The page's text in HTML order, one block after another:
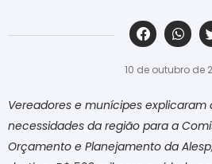
10 de outubro de
Vereadores e munícipes explicaram
necessidades da região para a
Orçamento e Planejamento da